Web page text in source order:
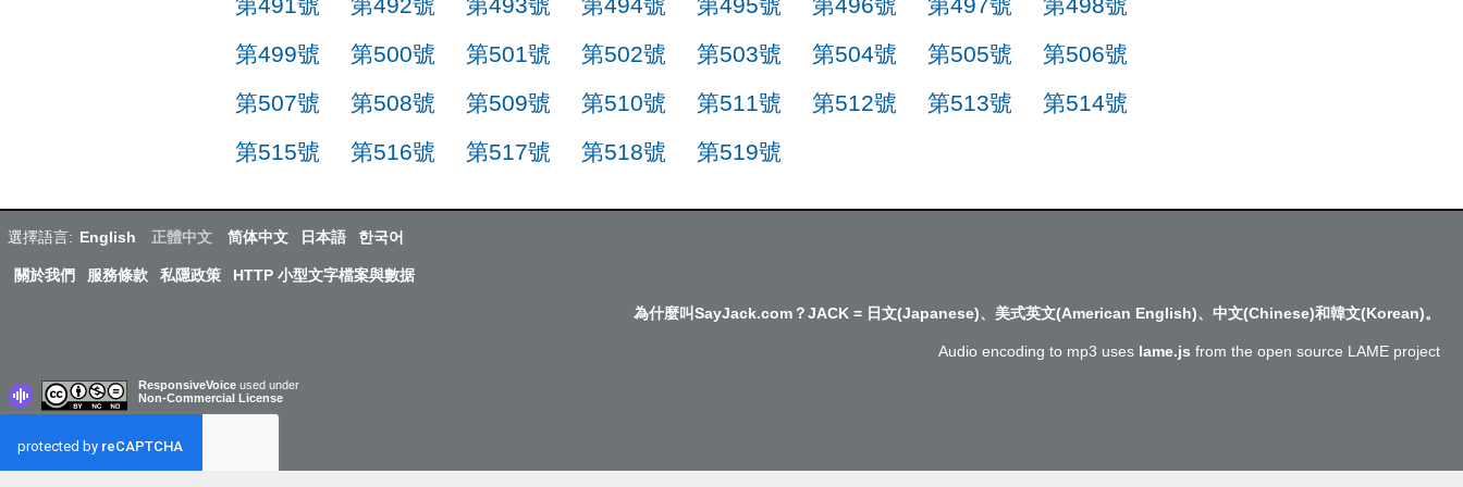
第499號
第500號 第501號 第502號 第503號 第504號 第505號
第506號
第507號
第508號 第509號 第510號 第511號 第512號 第513號
第514號
第515號
第516號 第517號 第518號 第519號
選擇語言: English 正體中文 简体中文 日本語 한국어
關於我們 服務條款 私隱政策 HTTP 小型文字檔案與數据
為什麼叫SayJack.com？JACK = 日文(Japanese)、美式英文(American English)、中文(Chinese)和韓文(Korean)。
Audio encoding to mp3 uses lame.js from the open source LAME project
ResponsiveVoice used under
Non-Commercial License